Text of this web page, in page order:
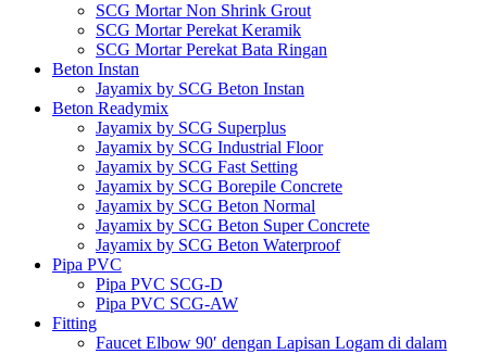
SCG Mortar Non Shrink Grout
SCG Mortar Perekat Keramik
SCG Mortar Perekat Bata Ringan
Beton Instan
Jayamix by SCG Beton Instan
Beton Readymix
Jayamix by SCG Superplus
Jayamix by SCG Industrial Floor
Jayamix by SCG Fast Setting
Jayamix by SCG Borepile Concrete
Jayamix by SCG Beton Normal
Jayamix by SCG Beton Super Concrete
Jayamix by SCG Beton Waterproof
Pipa PVC
Pipa PVC SCG-D
Pipa PVC SCG-AW
Fitting
Faucet Elbow 90′ dengan Lapisan Logam di dalam